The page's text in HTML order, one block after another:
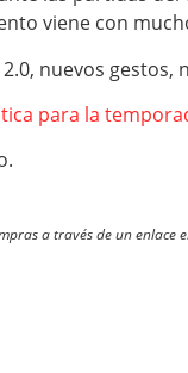
viene con
nuevos gestos,
para la
a través de un